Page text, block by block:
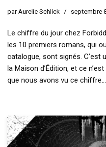
parAurelie Schlick septembre
Le chiffre du jour chez
les 10 premiers romans, qui
catalogue, sont signés. C’est
la Maison d’Édition, et ce
que nous avons vu ce chiffre…